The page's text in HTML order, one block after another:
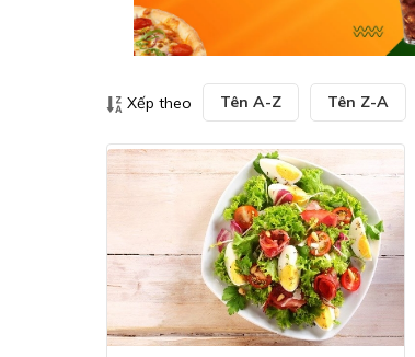
Xếp theo Tên A-Z Tên Z-A